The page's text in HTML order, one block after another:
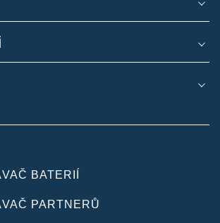
BATERIÍ
PARTNERŮ